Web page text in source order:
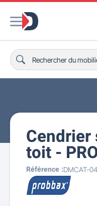
Cendrier
toit -
Référence :DMCAT-